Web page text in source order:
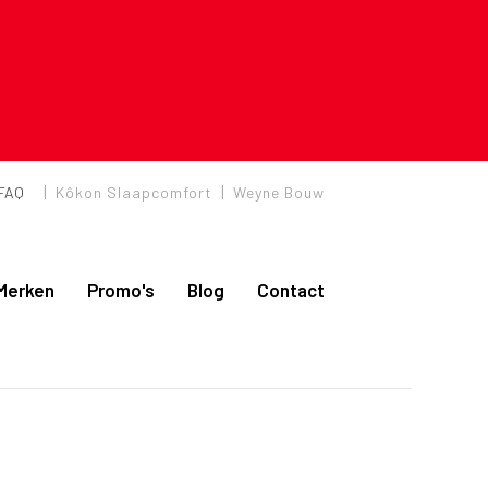
| Kôkon Slaapcomfort | Weyne Bouw
Promo's Blog Contact